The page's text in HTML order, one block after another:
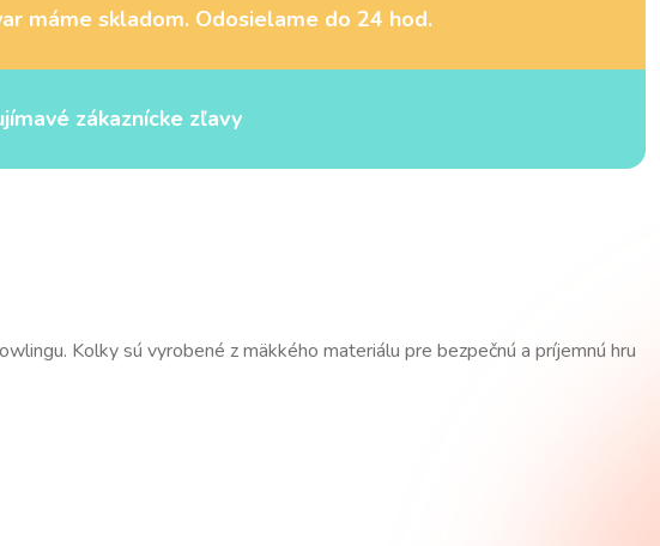
máme skladom. Odosielame do 24 hod.
zákaznícke zľavy
Kolky sú vyrobené z mäkkého materiálu pre bezpečnú a príjemnú hru